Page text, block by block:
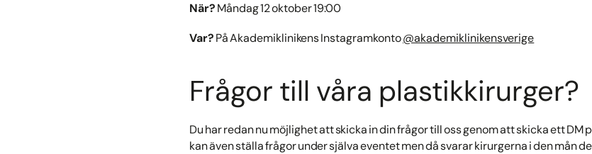
När?Måndag 12 oktober 19:00
Var?På Akademiklinikens Instagramkonto@akademiklinikensverige
Frågor till våra plastikkirurger?
Du har redan nu möjlighet att skicka in din frågor till oss genom att skicka ett DM
kan även ställa frågor under själva eventet men då svarar kirurgerna i den mån